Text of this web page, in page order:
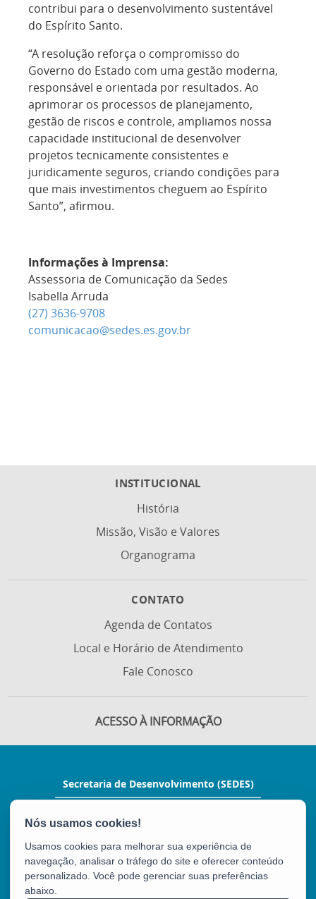
contribui para o desenvolvimento sustentável
do Espírito Santo.
“A resolução reforça o compromisso do
Governo do Estado com uma gestão moderna,
responsável e orientada por resultados. Ao
aprimorar os processos de planejamento,
gestão de riscos e controle, ampliamos nossa
capacidade institucional de desenvolver
projetos tecnicamente consistentes e
juridicamente seguros, criando condições para
que mais investimentos cheguem ao Espírito
Santo”, afirmou.
Informações à Imprensa:
Assessoria de Comunicação da Sedes
Isabella Arruda
(27) 3636-9708
comunicacao@sedes.es.gov.br
INSTITUCIONAL
História
Missão, Visão e Valores
Organograma
CONTATO
Agenda de Contatos
Local e Horário de Atendimento
Fale Conosco
ACESSO À INFORMAÇÃO
Secretaria de Desenvolvimento (SEDES)
Enseada, 2º andar - Enseada do Suá
Tel.: (27) 3636-9700
E-mail:gabinete@sedes.es.gov.br
Usamos cookies para melhorar sua experiência de
navegação, analisar o tráfego do site e oferecer conteúdo
personalizado. Você pode gerenciar suas preferências
abaixo.